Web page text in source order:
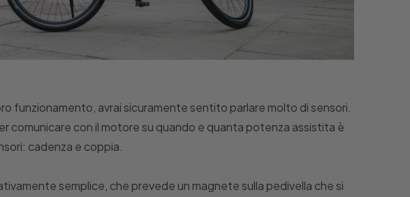
funzionamento, avrai sicuramente sentito parlare molto di sensori.
comunicare con il motore su quando e quanta potenza assistita è
cadenza e coppia.
semplice, che prevede un magnete sulla pedivella che si